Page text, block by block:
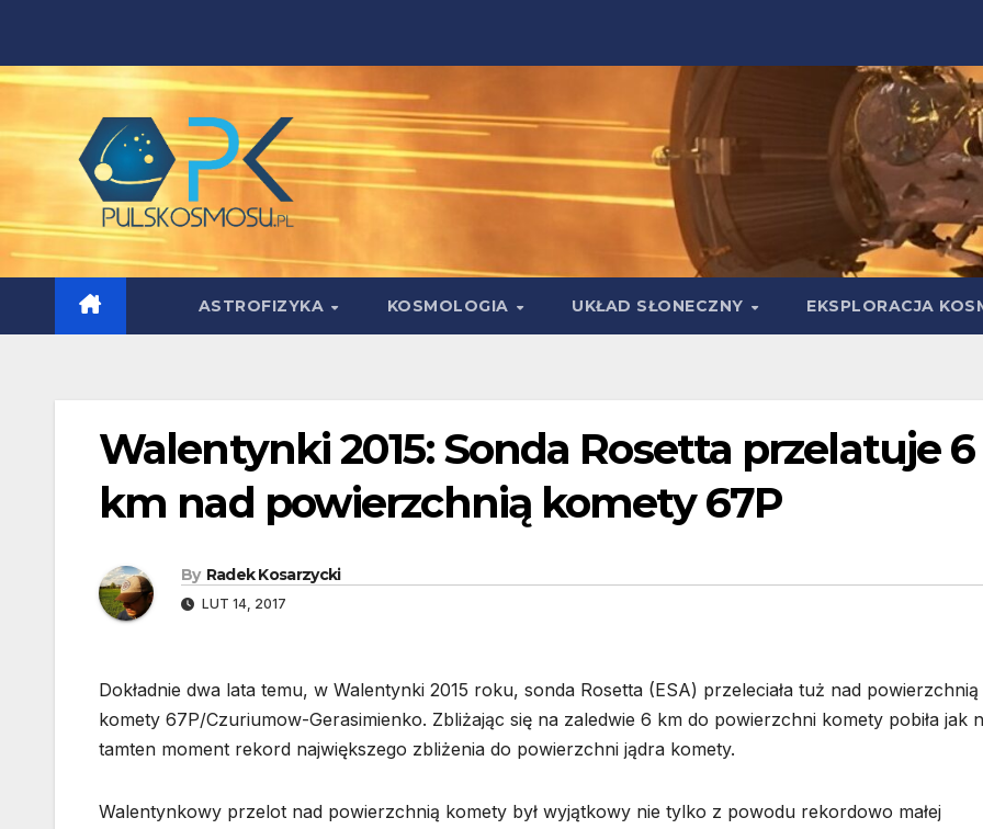
content
ASTROFIZYKA KOSMOLOGIA UKŁAD SŁONECZNY EKSPLORACJA
Walentynki 2015: Sonda Rosetta przelatuje 6
km nad powierzchnią komety 67P
By Radek Kosarzycki
LUT 14, 2017
Dokładnie dwa lata temu, w Walentynki 2015 roku, sonda Rosetta (ESA) przeleciała tuż nad powierzchnią
komety 67P/Czuriumow-Gerasimienko. Zbliżając się na zaledwie 6 km do powierzchni komety pobiła jak
tamten moment rekord największego zbliżenia do powierzchni jądra komety.
Walentynkowy przelot nad powierzchnią komety był wyjątkowy nie tylko z powodu rekordowo małej